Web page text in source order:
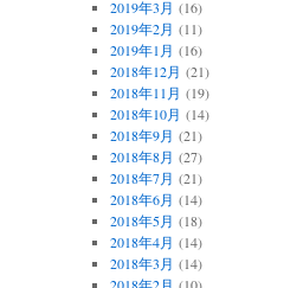
2019年3月 (16)
2019年2月 (11)
2019年1月 (16)
2018年12月 (21)
2018年11月 (19)
2018年10月 (14)
2018年9月 (21)
2018年8月 (27)
2018年7月 (21)
2018年6月 (14)
2018年5月 (18)
2018年4月 (14)
2018年3月 (14)